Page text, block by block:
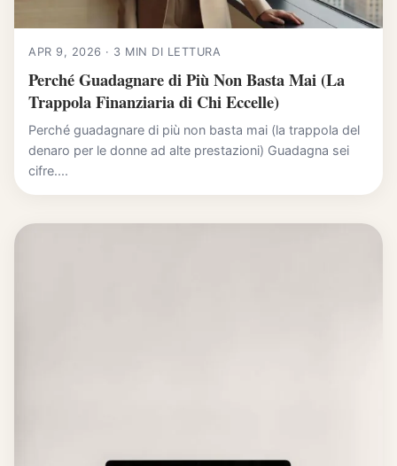
APR 9, 2026 · 3 MIN DI LETTURA
Perché Guadagnare di Più Non Basta Mai (La
Trappola Finanziaria di Chi Eccelle)
Perché guadagnare di più non basta mai (la trappola del
denaro per le donne ad alte prestazioni) Guadagna sei
cifre....